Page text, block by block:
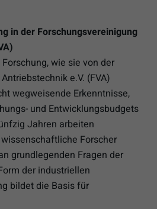
in der Forschungsvereinigung
wie sie von der
e.V. (FVA)
wegweisende Erkenntnisse,
und Entwicklungsbudgets
Jahren arbeiten
Forscher
grundlegenden Fragen der
der industriellen
bildet die Basis für